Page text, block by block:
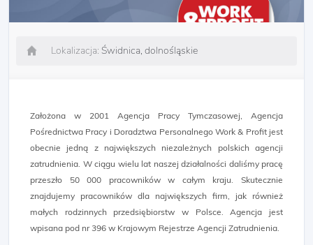
Lokalizacja: Świdnica, dolnośląskie
Założona w 2001 Agencja Pracy Tymczasowej, Agencja
Pośrednictwa Pracy i Doradztwa Personalnego Work & Profit jest
obecnie jedną z największych niezależnych polskich agencji
zatrudnienia. W ciągu wielu lat naszej działalności daliśmy pracę
przeszło 50 000 pracowników w całym kraju. Skutecznie
znajdujemy pracowników dla największych firm, jak również
małych rodzinnych przedsiębiorstw w Polsce. Agencja jest
wpisana pod nr 396 w Krajowym Rejestrze Agencji Zatrudnienia.